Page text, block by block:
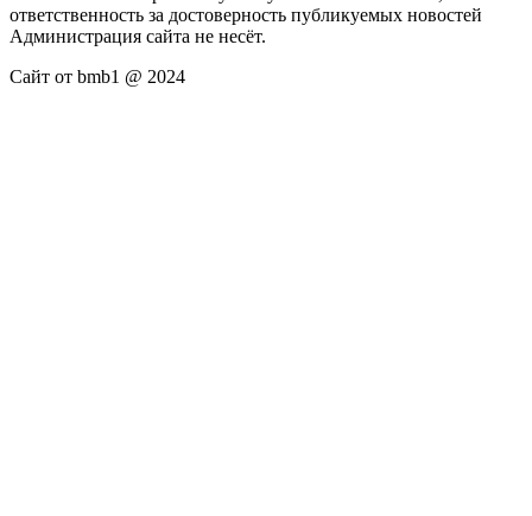
ответственность за достоверность публикуемых новостей
Администрация сайта не несёт.
Сайт от bmb1 @ 2024